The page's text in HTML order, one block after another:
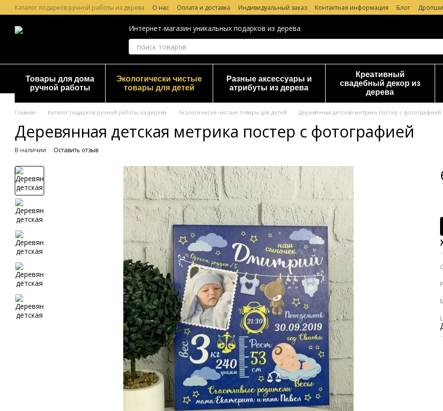
Перейти к основному контенту
Каталог подарков ручной работы из дерева О нас Оплата и доставка Индивидуальный заказ Контактная информация Блог
Лазерная гравировка по дереву
Гарантия и Возврат Отзывы о магазине
Интернет-магазин уникальных подарков из дерева
Товары для дома
ручной работы
Экологически чистые
товары для детей
Разные аксессуары и
атрибуты из дерева
Креативный
свадебный декор из
дерева
Главная Каталог подарков ручной работы из дерева Экологически чистые товары для детей Деревянная детская метрика постер с фотографией
Деревянная детская метрика постер с фотографией
В наличии Оставить отзыв